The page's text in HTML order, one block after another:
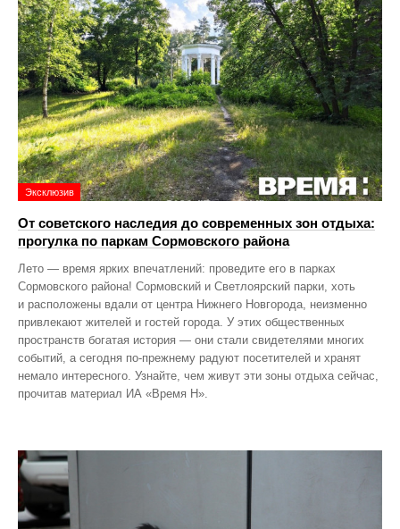
Эксклюзив
От советского наследия до современных зон отдыха:
прогулка по паркам Сормовского района
Лето — время ярких впечатлений: проведите его в парках
Сормовского района! Сормовский и Светлоярский парки, хоть
и расположены вдали от центра Нижнего Новгорода, неизменно
привлекают жителей и гостей города. У этих общественных
пространств богатая история — они стали свидетелями многих
событий, а сегодня по‑прежнему радуют посетителей и хранят
немало интересного. Узнайте, чем живут эти зоны отдыха сейчас,
прочитав материал ИА «Время Н».